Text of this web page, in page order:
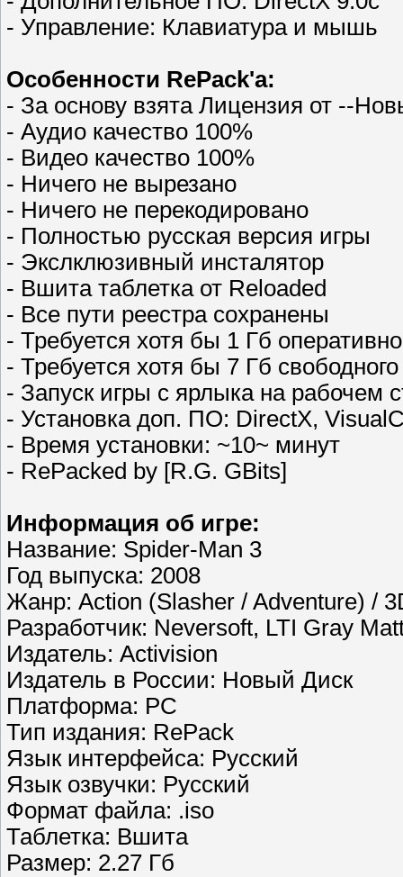
- Управление: Клавиатура и мышь
Особенности RePack'a:
- За основу взята Лицензия от --
- Аудио качество 100%
- Видео качество 100%
- Ничего не вырезано
- Ничего не перекодировано
- Полностью русская версия игры
- Экслклюзивный инсталятор
- Вшита таблетка от Reloaded
- Все пути реестра сохранены
- Требуется хотя бы 1 Гб
- Требуется хотя бы 7 Гб
- Запуск игры с ярлыка на рабочем
- Установка доп. ПО: DirectX,
- Время установки: ~10~ минут
- RePacked by [R.G. GBits]
Информация об игре:
Название: Spider-Man 3
Год выпуска: 2008
Жанр: Action (Slasher / Adventure) /
Разработчик: Neversoft, LTI Gray
Издатель: Activision
Издатель в России: Новый Диск
Платформа: PC
Тип издания: RePack
Язык интерфейса: Русский
Язык озвучки: Русский
Формат файла: .iso
Таблетка: Вшита
Размер: 2.27 Гб